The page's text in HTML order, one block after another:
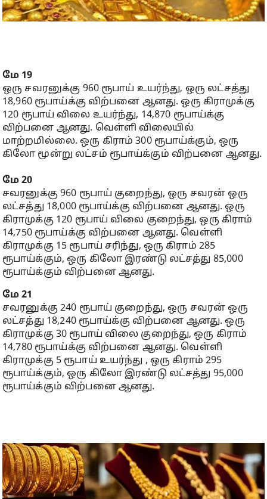
மே 19
ஒரு சவரனுக்கு 960 ரூபாய் உயர்ந்து, ஒரு லட்சத்து
18,960 ரூபாய்க்கு விற்பனை ஆனது. ஒரு கிராமுக்கு
120 ரூபாய் விலை உயர்ந்து, 14,870 ரூபாய்க்கு
விற்பனை ஆனது. வெள்ளி விலையில்
மாற்றமில்லை. ஒரு கிராம் 300 ரூபாய்க்கும், ஒரு
கிலோ மூன்று லட்சம் ரூபாய்க்கும் விற்பனை ஆனது.
மே 20
சவரனுக்கு 960 ரூபாய் குறைந்து, ஒரு சவரன் ஒரு
லட்சத்து 18,000 ரூபாய்க்கு விற்பனை ஆனது. ஒரு
கிராமுக்கு 120 ரூபாய் விலை குறைந்து, ஒரு கிராம்
14,750 ரூபாய்க்கு விற்பனை ஆனது. வெள்ளி
கிராமுக்கு 15 ரூபாய் சரிந்து, ஒரு கிராம் 285
ரூபாய்க்கும், ஒரு கிலோ இரண்டு லட்சத்து 85,000
ரூபாய்க்கும் விற்பனை ஆனது.
மே 21
சவரனுக்கு 240 ரூபாய் குறைந்து, ஒரு சவரன் ஒரு
லட்சத்து 18,240 ரூபாய்க்கு விற்பனை ஆனது. ஒரு
கிராமுக்கு 30 ரூபாய் விலை குறைந்து, ஒரு கிராம்
14,780 ரூபாய்க்கு விற்பனை ஆனது. வெள்ளி
கிராமுக்கு 5 ரூபாய் உயர்ந்து , ஒரு கிராம் 295
ரூபாய்க்கும், ஒரு கிலோ இரண்டு லட்சத்து 95,000
ரூபாய்க்கும் விற்பனை ஆனது.